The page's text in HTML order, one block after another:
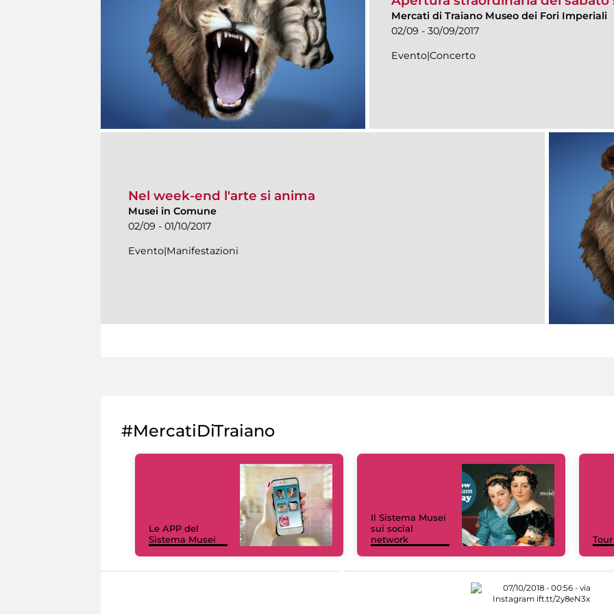
Mercati di Traiano Museo dei Fori Imperiali
02/09 - 30/09/2017
Evento|Concerto
Nel week-end l'arte si anima
Musei in Comune
02/09 - 01/10/2017
Evento|Manifestazioni
#MercatiDiTraiano
Le APP del
Sistema Musei
Il Sistema Musei
sui social
network